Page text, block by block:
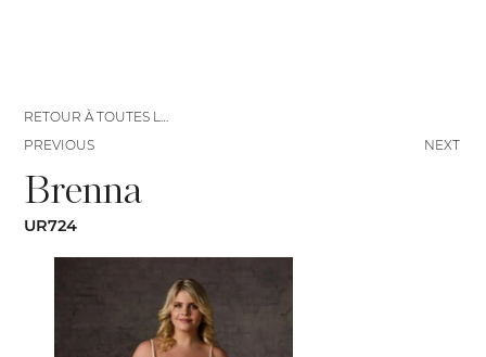
Brenna
UR724
NEXT
RETOUR À TOUTES LES ROBES
PREVIOUS